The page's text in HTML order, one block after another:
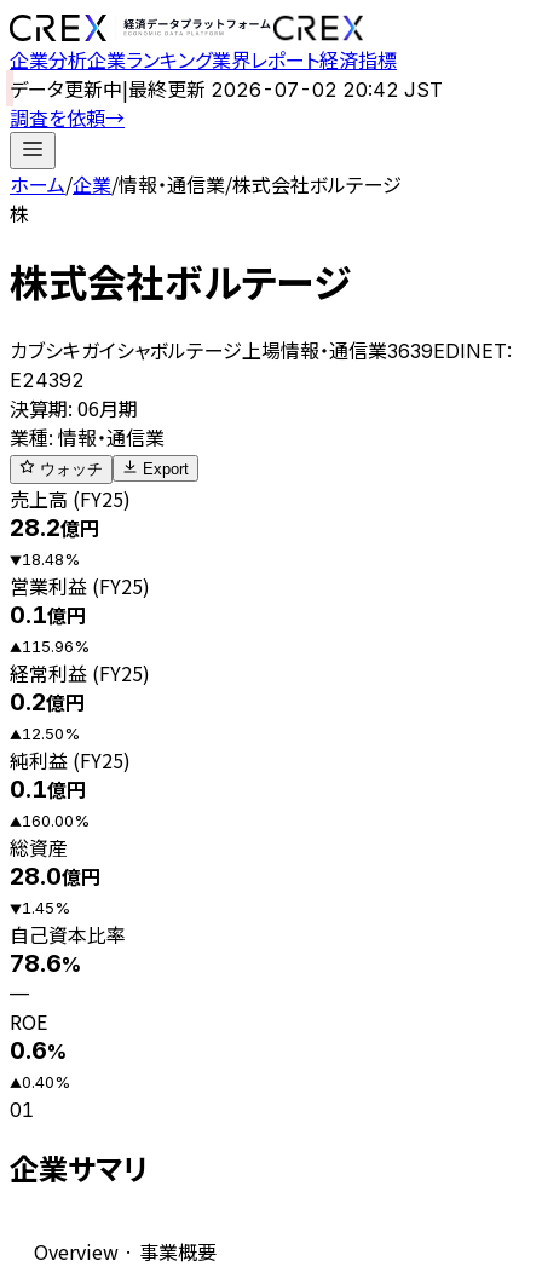
企業分析企業ランキング業界レポート経済指標
データ更新中|最終更新 2026-07-02 20:42 JST
調査を依頼→
ホーム/企業/情報・通信業/株式会社ボルテージ
株
株式会社ボルテージ
カブシキガイシャボルテージ 上場情報・通信業3639EDINET:
E24392
決算期: 06月期
業種: 情報・通信業
ウォッチ Export
売上高 (FY25)
28.2億円
▼18.48%
営業利益 (FY25)
0.1億円
▲115.96%
経常利益 (FY25)
0.2億円
▲12.50%
純利益 (FY25)
0.1億円
▲160.00%
総資産
28.0億円
▼1.45%
自己資本比率
78.6%
—
ROE
0.6%
▲0.40%
01
企業サマリ
Overview · 事業概要